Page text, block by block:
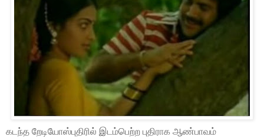
கடந்த றேடியோஸ்புதிரில் இடம்பெற்ற புதிராக ஆண்பாவம்